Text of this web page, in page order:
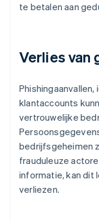
te betalen aan
Verlies van
klantaccounts
vertrouwelijke
bedrijfsgeheimen
frauduleuze
informatie, kan dit
verliezen.